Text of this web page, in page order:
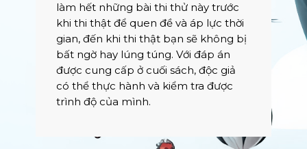
làm hết những bài thi thử này trước
khi thi thật để quen đề và áp lực thời
gian, đến khi thi thật bạn sẽ không bị
bất ngờ hay lúng túng. Với đáp án
được cung cấp ở cuối sách, độc giả
có thể thực hành và kiểm tra được
trình độ của mình.